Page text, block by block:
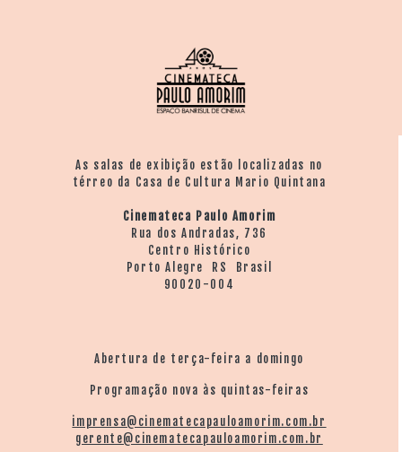
As salas de exibição estão localizadas no
térreo da Casa de Cultura Mario Quintana
Cinemateca Paulo Amorim
Rua dos Andradas, 736
Centro Histórico
Porto Alegre RS Brasil
90020-004
Abertura de terça-feira a domingo
Programação nova às quintas-feiras
imprensa@cinematecapauloamorim.com.br
gerente@cinematecapauloamorim.com.br